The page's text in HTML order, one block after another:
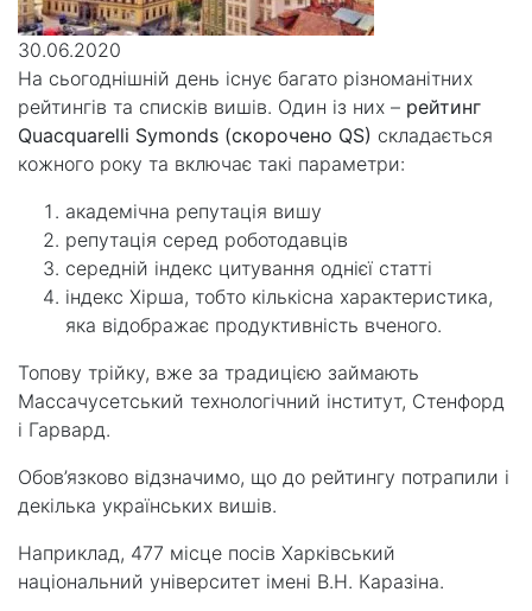
30.06.2020
На сьогоднішній день існує багато різноманітних
рейтингів та списків вишів. Один із них – рейтинг
Quacquarelli Symonds (скорочено QS) складається
кожного року та включає такі параметри:
академічна репутація вишу
репутація серед роботодавців
середній індекс цитування однієї статті
індекс Хірша, тобто кількісна характеристика,
яка відображає продуктивність вченого.
Топову трійку, вже за традицією займають
Массачусетський технологічний інститут, Стенфорд
і Гарвард.
Обов’язково відзначимо, що до рейтингу потрапили і
декілька українських вишів.
Наприклад, 477 місце посів Харківський
національний університет імені В.Н. Каразіна.